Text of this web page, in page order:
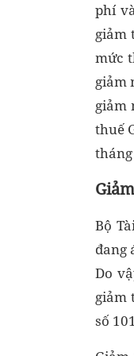
phí
giảm
mức
giảm
giảm
thuế
Bộ
đang
Do
giảm
số